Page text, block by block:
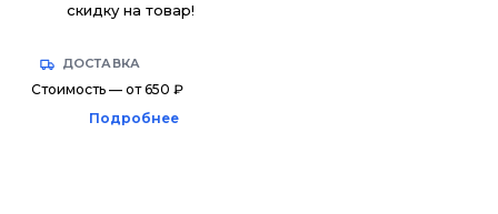
скидку на товар!
ДОСТАВКА
Стоимость — от 650 ₽
Подробнее